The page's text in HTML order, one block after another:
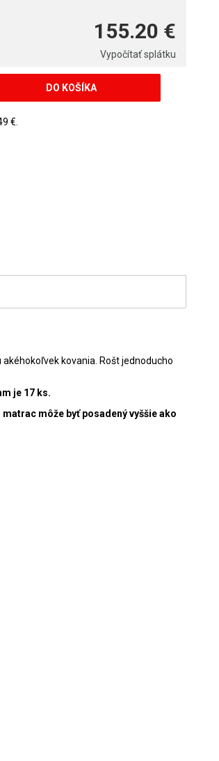
155.20 €
Vypočítať splátku
DO KOŠÍKA
€.
kovania. Rošt jednoducho
je 17 ks.
môže byť posadený vyššie ako